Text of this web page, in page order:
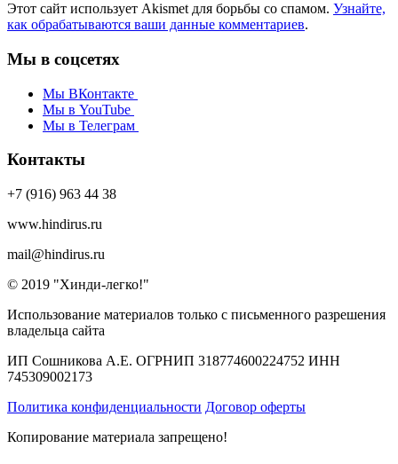
Этот сайт использует Akismet для борьбы со спамом. Узнайте,
как обрабатываются ваши данные комментариев.
Мы в соцсетях
Мы ВКонтакте
Мы в YouTube
Мы в Телеграм
Контакты
+7 (916) 963 44 38
www.hindirus.ru
mail@hindirus.ru
© 2019 "Хинди-легко!"
Использование материалов только с письменного разрешения
владельца сайта
ИП Сошникова А.Е. ОГРНИП 318774600224752 ИНН
745309002173
Политика конфиденциальности Договор оферты
Копирование материала запрещено!